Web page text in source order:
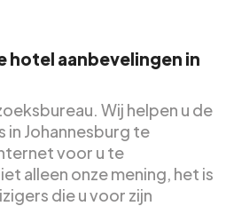
hotel aanbevelingen in
Wij helpen u de
Johannesburg te
voor u te
alleen onze mening, het is
die u voor zijn